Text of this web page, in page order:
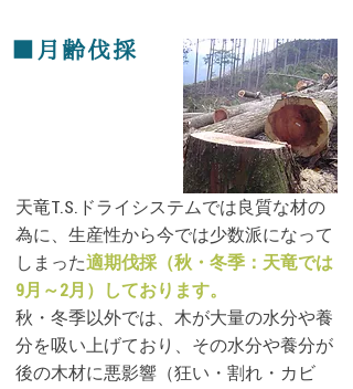
■月齢伐採
天竜T.S.ドライシステムでは良質な材の
為に、生産性から今では少数派になって
しまった適期伐採（秋・冬季：天竜では
9月～2月）しております。
秋・冬季以外では、木が大量の水分や養
分を吸い上げており、その水分や養分が
後の木材に悪影響（狂い・割れ・カビ